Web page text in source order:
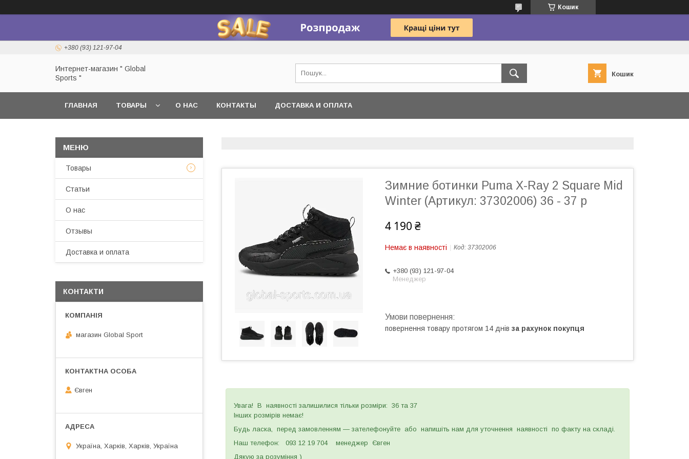
Кошик
+380 (93) 121-97-04
Интернет-магазин " Global
Sports "
Кошик
ГЛАВНАЯ ТОВАРЫ О НАС КОНТАКТЫ ДОСТАВКА И ОПЛАТА
Зимние ботинки Puma X-Ray 2 Square Mid
Winter (Артикул: 37302006) 36 - 37 р
4 190 ₴
Немає в наявності Код: 37302006
+380 (93) 121-97-04
Менеджер
повернення товару протягом 14 днів за рахунок покупця
Увага! В наявності залишилися тільки розміри: 36 та 37
Інших розмірів немає!
Будь ласка, перед замовленням — зателефонуйте або напишіть нам для уточнення наявності по факту на складі.
Наш телефон: 093 12 19 704 менеджер Євген
Дякую за розуміння )
Товары
Статьи
О нас
Отзывы
Доставка и оплата
КОНТАКТИ
магазин Global Sport
Євген
Україна, Харків, Харків, Україна